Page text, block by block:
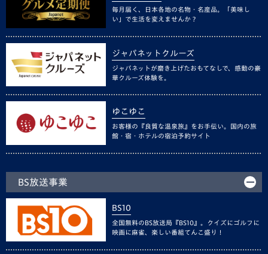
毎月届く、日本各地の名物・名産品。「美味し
い」で生活を変えませんか？
ジャパネットクルーズ
ジャパネットが磨き上げたおもてなしで、感動の豪
華クルーズ体験を。
ゆこゆこ
お客様の『良質な温泉旅』をお手伝い。国内の旅
館・宿・ホテルの宿泊予約サイト
BS放送事業
BS10
全国無料のBS放送局『BS10』。クイズにゴルフに
映画に麻雀、楽しい番組てんこ盛り！